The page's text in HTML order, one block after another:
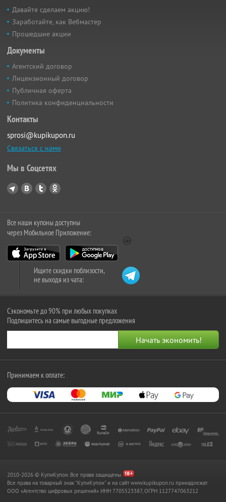
Давайте сделаем акцию!
Заработайте, как Вебмастер
Прошедшие акции
Документы
Агентский договор
Лицензионный договор
Публичная оферта
Политика конфиденциальности
Контакты
sprosi@kupikupon.ru
Связаться с нами
Мы в Соцсетях
Все наши купоны доступны
через Мобильное Приложение:
Ищите скидки поблизости,
не выходя из чата:
Сэкономьте до 90% при любых покупках
Подпишитесь на самые выгодные предложения
Принимаем к оплате:
2010-2026 © КупиКупон. Все права защищены.
Все права на товарный знак "КупиКупон" и на сайт www.kupikupon.ru принадлежат
OOO «Агентство цифровых решений» ИНН 7705523387, ОГРН 1127747063212